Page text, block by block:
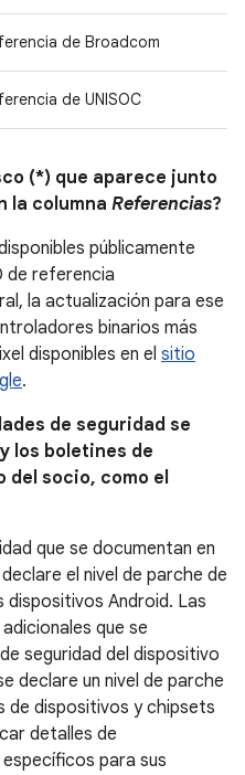
de Broadcom
de UNISOC
(*) que aparece junto
la columna Referencias?
públicamente
de referencia
la actualización para ese
binarios más
disponibles en el sitio
.
de seguridad se
los boletines de
del socio, como el
que se documentan en
el nivel de parche de
dispositivos Android. Las
que se
seguridad del dispositivo
declare un nivel de parche
de dispositivos y chipsets
detalles de
para sus